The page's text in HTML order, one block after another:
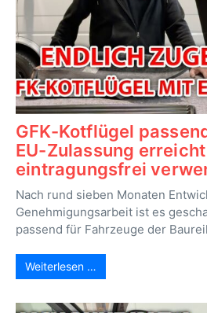
GFK-Kotflügel
EU-Zulassung
eintragungsfrei
Nach rund sieben Monaten
Genehmigungsarbeit ist es
passend für Fahrzeuge der
Weiterlesen …